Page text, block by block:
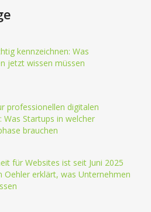
kennzeichnen: Was
jetzt wissen müssen
professionellen digitalen
Was Startups in welcher
brauchen
für Websites ist seit Juni 2025
Oehler erklärt, was Unternehmen